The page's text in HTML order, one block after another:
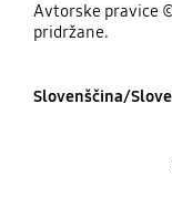
Avtorske pravice
pridržane.
Slovenščina/